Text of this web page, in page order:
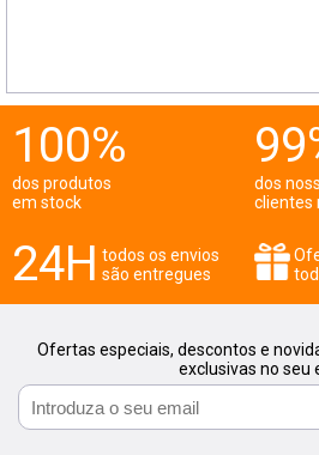
100%
dos produtos
em stock
dos
clientes
24H todos os envios
são entregues
Ofertas especiais, descontos e
exclusivas no seu